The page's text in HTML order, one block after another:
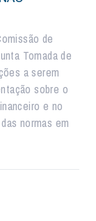
de
Tomada de
a serem
sobre o
e no
normas em